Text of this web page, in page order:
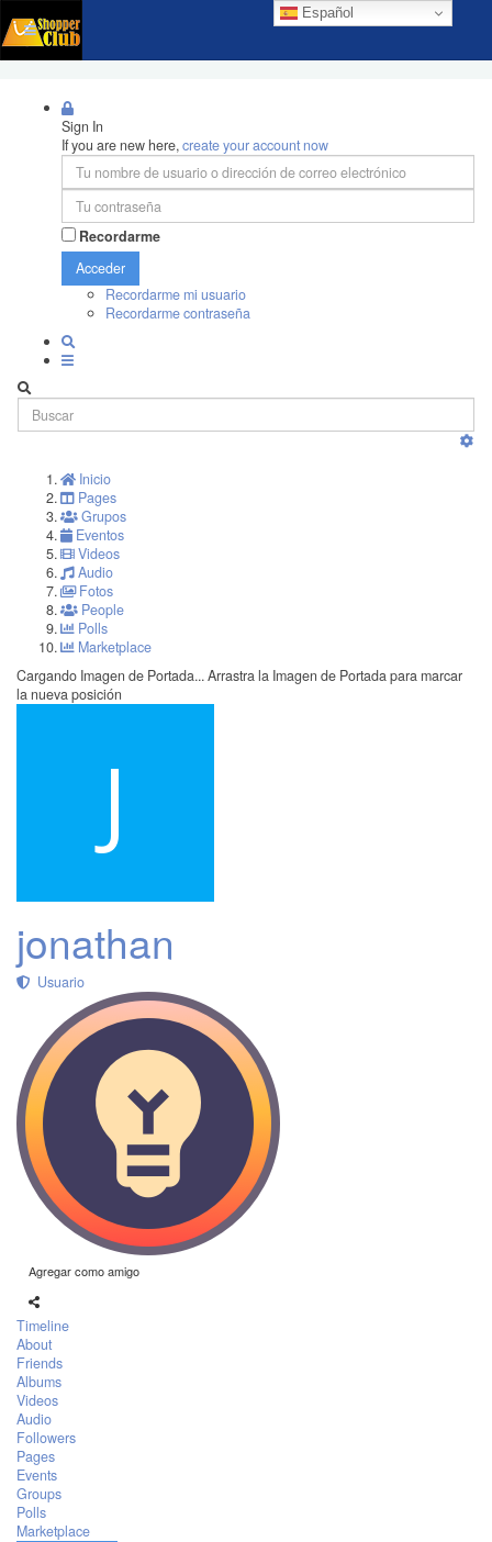
Español
Sign In
If you are new here,create your account now
Recordarme
Acceder
Recordarme mi usuario
Recordarme contraseña
Inicio
Pages
Grupos
Eventos
Videos
Audio
Fotos
People
Polls
Marketplace
Cargando Imagen de Portada... Arrastra la Imagen de Portada para marcar
la nueva posición
jonathan
Usuario
Agregar como amigo
Timeline
About
Friends
Albums
Videos
Audio
Followers
Pages
Events
Groups
Polls
Marketplace